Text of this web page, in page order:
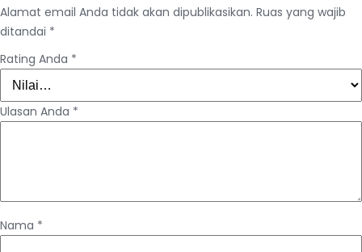
Alamat email Anda tidak akan dipublikasikan. Ruas yang wajib
ditandai *
Rating Anda *
Ulasan Anda *
Nama *